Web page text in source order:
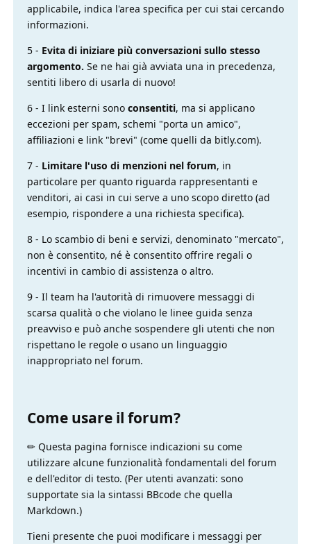
applicabile, indica l'area specifica per cui stai cercando
informazioni.
5 - Evita di iniziare più conversazioni sullo stesso
argomento. Se ne hai già avviata una in precedenza,
sentiti libero di usarla di nuovo!
6 - I link esterni sono consentiti, ma si applicano
eccezioni per spam, schemi "porta un amico",
affiliazioni e link "brevi" (come quelli da bitly.com).
7 - Limitare l'uso di menzioni nel forum, in
particolare per quanto riguarda rappresentanti e
venditori, ai casi in cui serve a uno scopo diretto (ad
esempio, rispondere a una richiesta specifica).
8 - Lo scambio di beni e servizi, denominato "mercato",
non è consentito, né è consentito offrire regali o
incentivi in ​​cambio di assistenza o altro.
9 - Il team ha l'autorità di rimuovere messaggi di
scarsa qualità o che violano le linee guida senza
preavviso e può anche sospendere gli utenti che non
rispettano le regole o usano un linguaggio
inappropriato nel forum.
Come usare il forum?
✏ Questa pagina fornisce indicazioni su come
utilizzare alcune funzionalità fondamentali del forum
e dell'editor di testo. (Per utenti avanzati: sono
supportate sia la sintassi BBcode che quella
Markdown.)
Tieni presente che puoi modificare i messaggi per